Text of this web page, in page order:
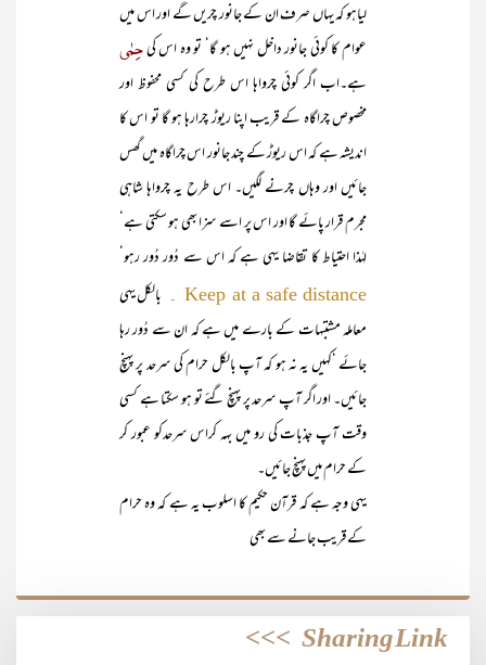
لیاہو کہ یہاں صرف ان کے جانور چریں گے اور اس میں
عوام کا کوئی جانور داخل نہیں ہو گا‘ تو وہ اس کیحِمٰی
ہے۔اب اگر کوئی چرواہا اس طرح کی کسی محفوظ اور
مخصوص چراگاہ کے قریب اپنا ریوڑ چرارہا ہو گا تو اس کا
اندیشہ ہے کہ اس ریوڑ کے چند جانور اس چراگاہ میں گھس
جائیں اور وہاں چرنے لگیں۔ اس طرح یہ چرواہا شاہی
مجرم قرار پائے گا اور اس پر اسے سزا بھی ہو سکتی ہے‘
لہٰذا احتیاط کا تقاضا یہی ہے کہ اس سے دُور دُور رہو‘
Keep at a safe distance ۔
بالکل یہی
معاملہ مشتبہات کے بارے میں ہے کہ ان سے دُور رہا
جائے ‘کہیں یہ نہ ہو کہ آپ بالکل حرام کی سرحد پر پہنچ
جائیں۔ اور اگر آپ سرحد پر پہنچ گئے تو ہو سکتا ہے کسی
وقت آپ جذبات کی رو میں بہہ کراس سرحدکو عبور کر
کے حرام میں پہنچ جائیں۔
یہی وجہ ہے کہ قرآن حکیم کا اسلوب یہ ہے کہ وہ حرام
کے قریب جانے سے بھی
Sharing Link
>>>